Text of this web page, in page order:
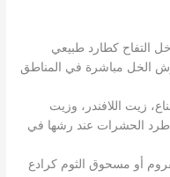
التفاح كطارد طبيعي
الخل مباشرة في المناطق
زيت اللافندر، وزيت
طرد الحشرات عند رشها في
أو مسحوق الثوم كرادع